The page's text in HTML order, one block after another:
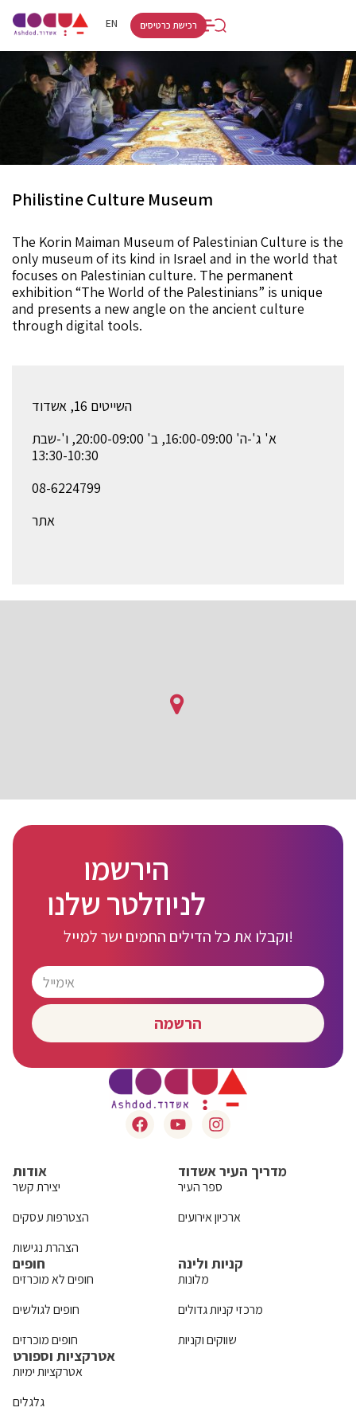
EN
HE
רכישת כרטיסים
Philistine Culture Museum
The Korin Maiman Museum of Palestinian Culture is the
only museum of its kind in Israel and in the world that
focuses on Palestinian culture. The permanent
exhibition “The World of the Palestinians” is unique
and presents a new angle on the ancient culture
through digital tools.
השייטים 16, אשדוד
א' ג'-ה' 16:00-09:00, ב' 20:00-09:00, ו'-שבת
13:30-10:30
08-6224799
אתר
הירשמו
לניוזלטר שלנו
וקבלו את כל הדילים החמים ישר למייל!
הרשמה
אודות
יצירת קשר
הצטרפות עסקים
הצהרת נגישות
מדריך העיר אשדוד
ספר העיר
ארכיון אירועים
חופים
חופים לא מוכרזים
חופים לגולשים
חופים מוכרזים
קניות ולינה
מלונות
מרכזי קניות גדולים
שווקים וקניות
אטרקציות וספורט
אטרקציות ימיות
גלגלים